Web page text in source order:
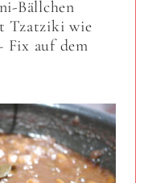
Bällchen
Tzatziki wie
Fix auf dem